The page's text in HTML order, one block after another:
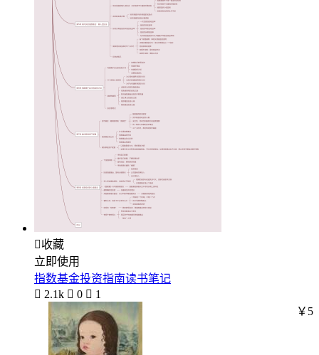
收藏
立即使用
指数基金投资指南读书笔记
 2.1k  0  1
￥5